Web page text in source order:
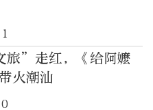
旅”走红，《给阿嬷
火潮汕